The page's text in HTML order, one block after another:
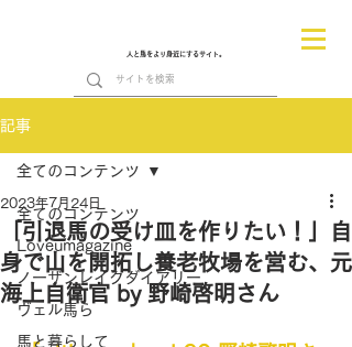
人と馬をより身近にするサイト。
記事
全てのコンテンツ
Loveumagazine
ノーザンレイクダイアリー
ヴェル馬ら
馬と暮らして
全てのコンテンツ
「引退馬の受け皿を作りたい！」自
身で山を開拓し養老牧場を営む、元
海上自衛官 by 野崎啓明さん
2023年7月24日